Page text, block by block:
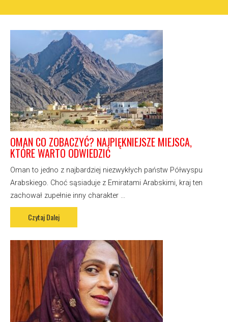
OMAN CO ZOBACZYĆ? NAJPIĘKNIEJSZE MIEJSCA,
KTÓRE WARTO ODWIEDZIĆ
Oman to jedno z najbardziej niezwykłych państw Półwyspu
Arabskiego. Choć sąsiaduje z Emiratami Arabskimi, kraj ten
zachował zupełnie inny charakter ...
Czytaj Dalej